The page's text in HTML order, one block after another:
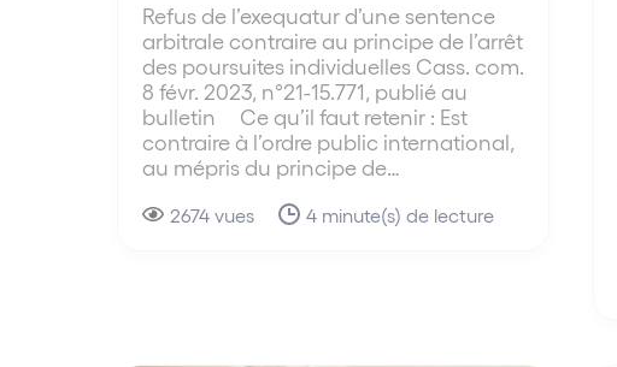
Refus de l’exequatur d’une sentence
arbitrale contraire au principe de l’arrêt
des poursuites individuelles Cass. com.
8 févr. 2023, n°21-15.771, publié au
bulletin Ce qu’il faut retenir : Est
contraire à l’ordre public international,
au mépris du principe de…
2674 vues 4 minute(s) de lecture